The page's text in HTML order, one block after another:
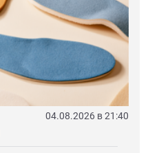
04.08.2026 в 21:40